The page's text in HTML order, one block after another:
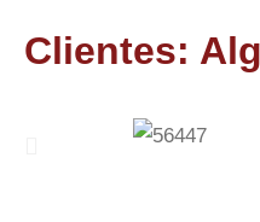
Clientes: